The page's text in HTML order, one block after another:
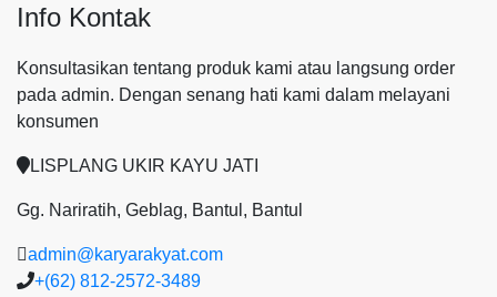
Info Kontak
Konsultasikan tentang produk kami atau langsung order
pada admin. Dengan senang hati kami dalam melayani
konsumen
LISPLANG UKIR KAYU JATI
Gg. Nariratih, Geblag, Bantul, Bantul
admin@karyarakyat.com
+(62) 812-2572-3489